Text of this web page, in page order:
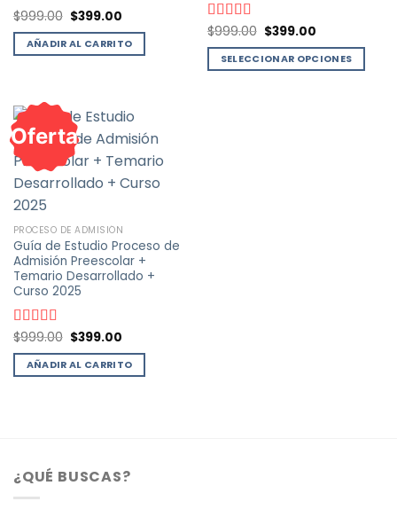
Valorado
con4.79de
$999.00 El
precio
original
era:
$999.00.
$399.00El
actual
es:
$399.00.
AÑADIR AL CARRITO
Valorado
con4.70de
$999.00 El
precio
original
era:
$999.00.
$399.00El
actual
es:
$399.00.
SELECCIONAR OPCIONES
Oferta
PROCESO DE ADMISIÓN
Guía de Estudio Proceso de
Admisión Preescolar +
Temario Desarrollado +
Curso 2025
Valorado
con4.77de
$999.00 El
precio
original
era:
$999.00.
$399.00El
actual
es:
$399.00.
AÑADIR AL CARRITO
¿QUÉ BUSCAS?